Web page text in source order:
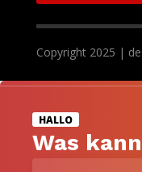
Copyright 2025 |
HALLO
Was